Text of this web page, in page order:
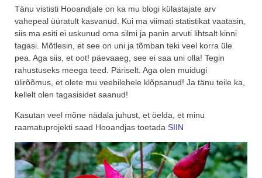
Tänu vististi Hooandjale on ka mu blogi külastajate arv
vahepeal üüratult kasvanud. Kui ma viimati statistikat vaatasin,
siis ma esiti ei uskunud oma silmi ja panin arvuti lihtsalt kinni
tagasi. Mõtlesin, et see on uni ja tõmban teki veel korra üle
pea. Aga siis, et oot! päevaaeg, see ei saa uni olla! Tegin
rahustuseks meega teed. Päriselt. Aga olen muidugi
ülirõõmus, et olete mu veebilehele klõpsanud! Ja tänu teile ka,
kellelt olen tagasisidet saanud!
Kasutan veel mõne nädala juhust, et öelda, et minu
raamatuprojekti saad Hooandjas toetada SIIN